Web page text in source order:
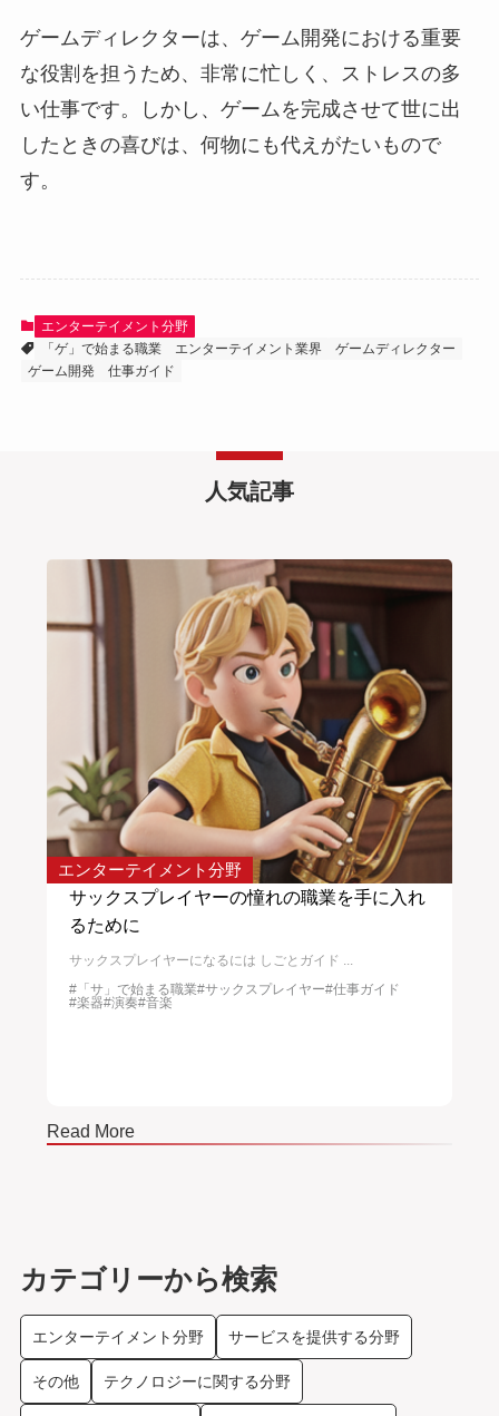
ゲームディレクターは、ゲーム開発における重要
な役割を担うため、非常に忙しく、ストレスの多
い仕事です。しかし、ゲームを完成させて世に出
したときの喜びは、何物にも代えがたいもので
す。
エンターテイメント分野
「ゲ」で始まる職業
エンターテイメント業界
ゲームディレクター
ゲーム開発
仕事ガイド
人気記事
エンターテイメント分野
トランペッターになるためのガイド
トランペッターになるには しごと選び中 ト...
#「ト」で始まる職業#オーケストラ#ジャズ#トランペット
#音楽#音楽家
Read More
カテゴリーから検索
エンターテイメント分野 サービスを提供する分野
その他 テクノロジーに関する分野